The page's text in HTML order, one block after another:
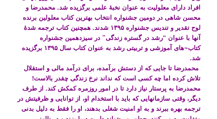
افراد دارای معلولیت به عنوان نخبۀ علمی برگزیده شد. محمدرضا و
محسن شاهی در دومین جشنواره انتخاب بهترین کتاب معلولین برنده
لوح تقدیر و تندیس جشنواره ۱۳۹۵ شدند. همچنین کتاب ترجمه شدۀ
آنها با عنوان “رشد در گستره زندگی” در سیزدهمین جشنواره
کتاب¬های آموزشی و تربیتی رشد به عنوان کتاب سال ۱۳۹۵ برگزیده
شد.
محمدرضا تا جایی که از دستش برآمده، برای درآمد مالی و استقلال
تلاش کرده اما چه کسی است که نداند نرخ زندگی چقدر بالاست!
محمدرضا به پرستار نیاز دارد تا در امور روزمره کمکش کند. از طرف
دیگر، وقتی سازمانهایی که باید با استخدام او، از توانایی و ظرفیتش در
ترجمه بهره ببرند و به او امنیت شغلی بدهند، او را فقط به دلیل بدنی